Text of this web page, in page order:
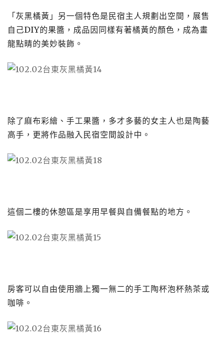
「灰黑橘黃」另一個特色是民宿主人規劃出空間，展售
自己DIY的果醬，成品因同樣有著橘黃的顏色，成為畫
龍點睛的美妙裝飾。
除了麻布彩繪、手工果醬，多才多藝的女主人也是陶藝
高手，更將作品融入民宿空間設計中。
這個二樓的休憩區是享用早餐與自備餐點的地方。
房客可以自由使用牆上獨一無二的手工陶杯泡杯熱茶或
咖啡。